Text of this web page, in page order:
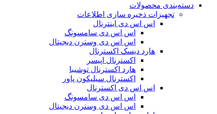
دسته‌بندی محصولات
تجهیزات ذخیره سازی اطلاعات
اس اس دی اینترنال
اس اس دی سامسونگ
اس اس دی وسترن دیجیتال
هارد دیسک اکسترنال
اکسترنال اپیسر
هارد اکسترنال توشیبا
اکسترنال سیلیکون پاور
اس اس دی اکسترنال
اس اس دی سامسونگ
اس اس دی وسترن دیجیتال